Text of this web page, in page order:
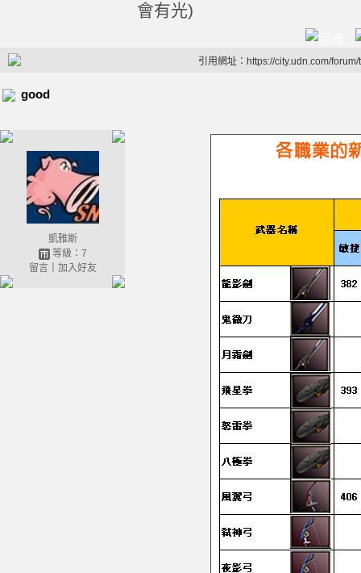
會有光)
引用網址：https://city.udn.com/
good
凱雅斯
等級：7
留言｜ 加入好友